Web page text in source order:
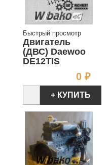
Быстрый просмотр
Двигатель
(ДВС) Daewoo
DE12TIS
0 ₽Цена
+ КУПИТЬ